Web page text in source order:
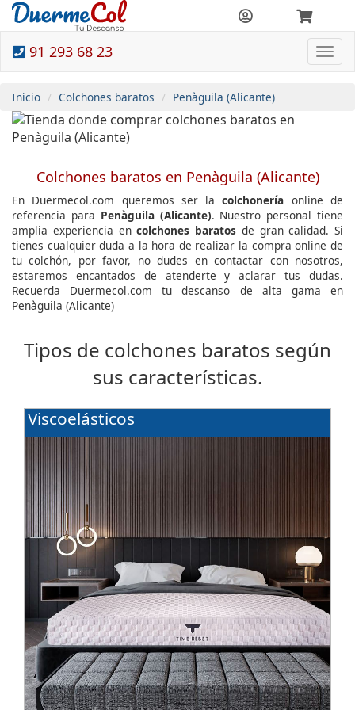
91 293 68 23
Inicio Colchones baratos Penàguila (Alicante)
Colchones baratos en Penàguila (Alicante)
En Duermecol.com queremos ser lacolchonería online de
referencia para Penàguila (Alicante). Nuestro personal tiene
amplia experiencia encolchones baratos de gran calidad. Si
tienes cualquier duda a la hora de realizar la compra online de
tu colchón, por favor, no dudes en contactar con nosotros,
estaremos encantados de atenderte y aclarar tus dudas.
Recuerda Duermecol.com tu descanso de alta gama en
Penàguila (Alicante)
Tipos de colchones baratos según
sus características.
Viscoelásticos